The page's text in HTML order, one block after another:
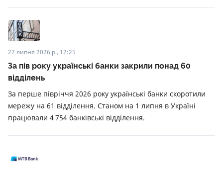
27 липня 2026 р., 12:25
За пів року українські банки закрили понад 60
відділень
За перше півріччя 2026 року українські банки скоротили
мережу на 61 відділення. Станом на 1 липня в Україні
працювали 4 754 банківські відділення.